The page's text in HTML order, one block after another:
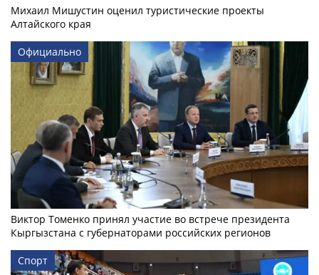
Михаил Мишустин оценил туристические проекты
Алтайского края
Официально
Виктор Томенко принял участие во встрече президента
Кыргызстана с губернаторами российских регионов
Спорт